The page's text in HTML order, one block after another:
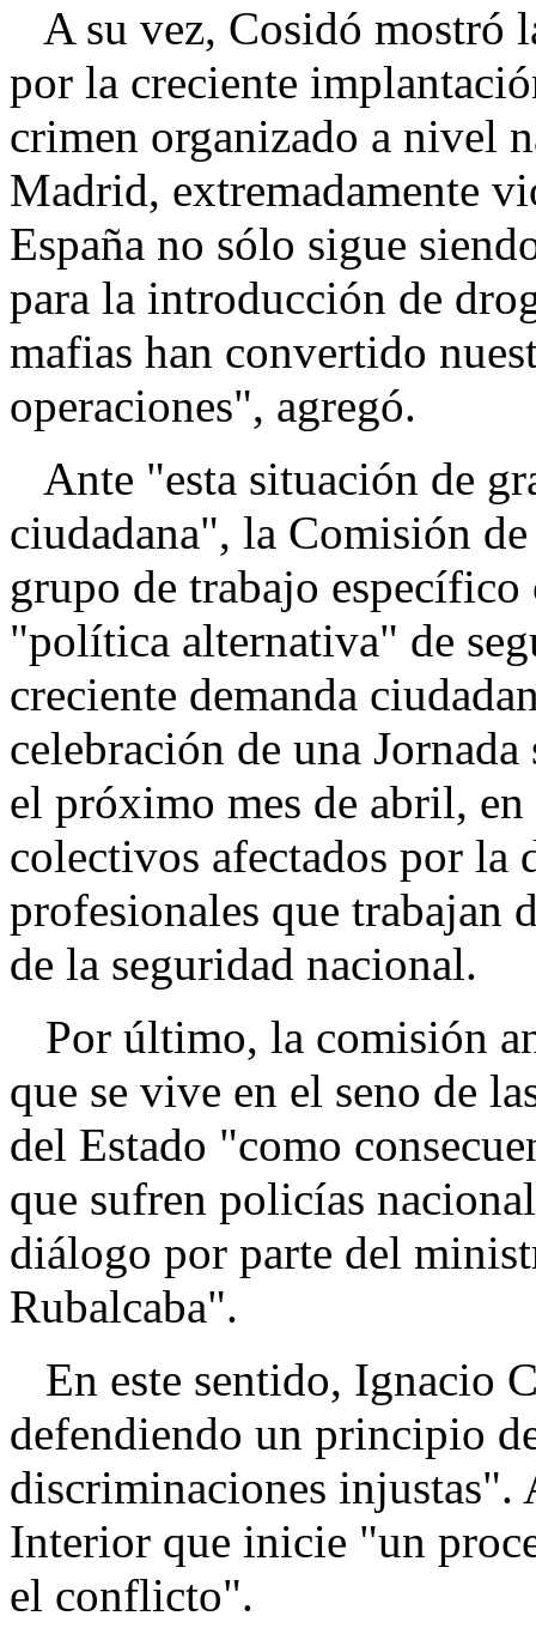
A su vez, Cosidó mostró
por la creciente
crimen organizado a nivel
Madrid, extremadamente
España no sólo sigue
para la introducción de
mafias han convertido
operaciones", agregó.
Ante "esta situación de
ciudadana", la Comisión
grupo de trabajo
"política alternativa" de
creciente demanda
celebración de una
el próximo mes de abril,
colectivos afectados por la
profesionales que trabajan
de la seguridad nacional.
Por último, la comisión
que se vive en el seno de
del Estado "como
que sufren policías
diálogo por parte del
Rubalcaba".
En este sentido, Ignacio
defendiendo un principio
discriminaciones
Interior que inicie "un
el conflicto".